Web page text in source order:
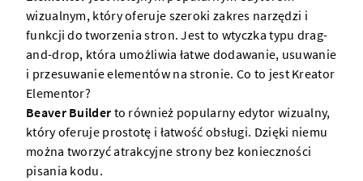
wizualnym, który oferuje szeroki zakres narzędzi i
funkcji do tworzenia stron. Jest to wtyczka typu drag-
and-drop, która umożliwia łatwe dodawanie, usuwanie
i przesuwanie elementów na stronie. Co to jest Kreator
Elementor?
Beaver Builder to również popularny edytor wizualny,
który oferuje prostotę i łatwość obsługi. Dzięki niemu
można tworzyć atrakcyjne strony bez konieczności
pisania kodu.